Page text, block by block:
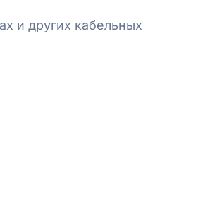
и других кабельных